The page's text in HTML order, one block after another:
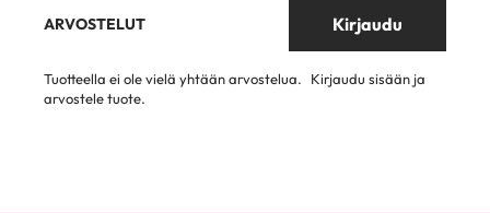
ARVOSTELUT Kirjaudu
Tuotteella ei ole vielä yhtään arvostelua.
Kirjaudu sisään ja
arvostele tuote.